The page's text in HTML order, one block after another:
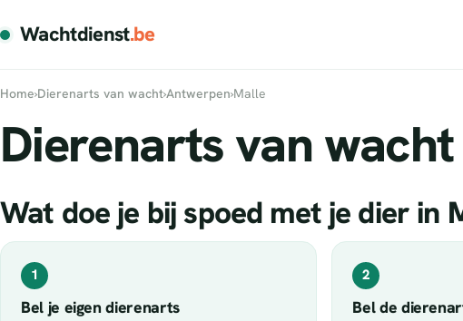
Wachtdienst.be
Home›Dierenarts van wacht›Antwerpen›Malle
Dierenarts van
Wat doe je bij spoed met je dier in
1
Bel je eigen dierenarts
2
Bel de